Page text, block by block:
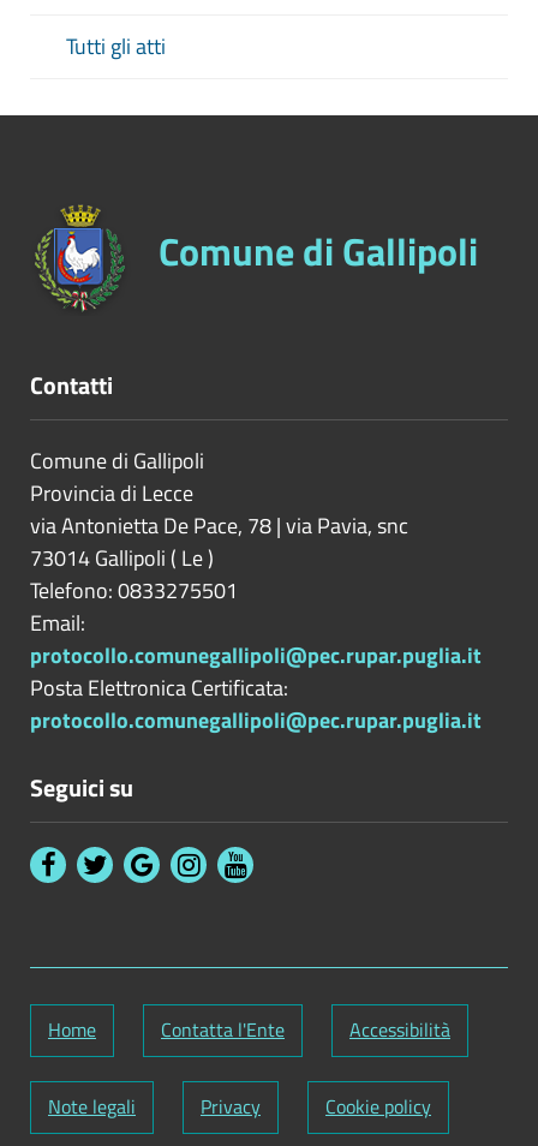
Tutti gli atti
Comune di Gallipoli
Contatti
Comune di Gallipoli
Provincia di Lecce
via Antonietta De Pace, 78 | via Pavia, snc
73014Gallipoli ( Le)
Telefono: 0833275501
Email:
protocollo.comunegallipoli@pec.rupar.puglia.it
Posta Elettronica Certificata:
protocollo.comunegallipoli@pec.rupar.puglia.it
Seguici su
Home Contatta l'Ente Accessibilità
Note legali Privacy Cookie policy